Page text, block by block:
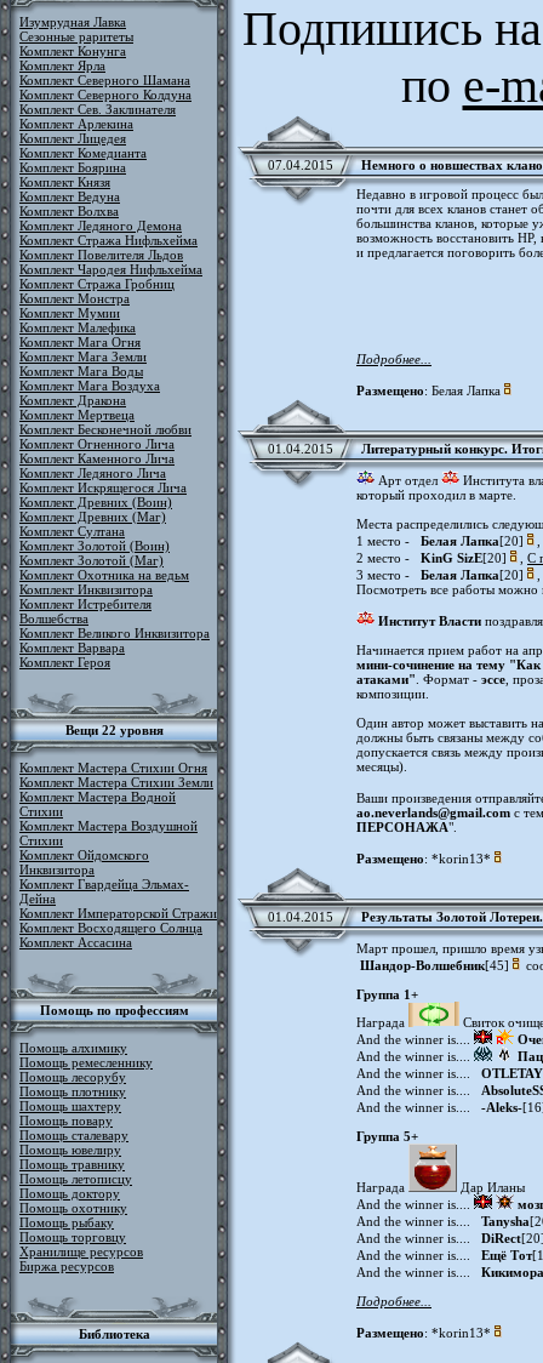
Изумрудная Лавка
Сезонные раритеты
Комплект Конунга
Комплект Ярла
Комплект Северного Шамана
Комплект Северного Колдуна
Комплект Сев. Заклинателя
Комплект Арлекина
Комплект Лицедея
Комплект Комедианта
Комплект Боярина
Комплект Князя
Комплект Ведуна
Комплект Волхва
Комплект Ледяного Демона
Комплект Стража Нифльхейма
Комплект Повелителя Льдов
Комплект Чародея Нифльхейма
Комплект Стража Гробниц
Комплект Монстра
Комплект Мумии
Комплект Малефика
Комплект Мага Огня
Комплект Мага Земли
Комплект Мага Воды
Комплект Мага Воздуха
Комплект Дракона
Комплект Мертвеца
Комплект Бесконечной любви
Комплект Огненного Лича
Комплект Каменного Лича
Комплект Ледяного Лича
Комплект Искрящегося Лича
Комплект Древних (Воин)
Комплект Древних (Маг)
Комплект Султана
Комплект Золотой (Воин)
Комплект Золотой (Маг)
Комплект Охотника на ведьм
Комплект Инквизитора
Комплект Истребителя
Волшебства
Комплект Великого Инквизитора
Комплект Варвара
Комплект Героя
Вещи 22 уровня
Комплект Мастера Стихии Огня
Комплект Мастера Стихии Земли
Комплект Мастера Водной
Стихии
Комплект Мастера Воздушной
Стихии
Комплект Ойдомского
Инквизитора
Комплект Гвардейца Эльмах-
Дейна
Комплект Императорской Стражи
Комплект Восходящего Солнца
Комплект Ассасина
Помощь по профессиям
Помощь алхимику
Помощь ремесленнику
Помощь лесорубу
Помощь плотнику
Помощь шахтеру
Помощь повару
Помощь сталевару
Помощь ювелиру
Помощь травнику
Помощь летописцу
Помощь доктору
Помощь охотнику
Помощь рыбаку
Помощь торговцу
Хранилище ресурсов
Биржа ресурсов
Библиотека
Подпишись
по e-
07.04.2015
Немного о новшествах
Недавно в игровой процесс
почти для всех кланов станет
большинства кланов, которые
возможность восстановить
и предлагается поговорить
Подробнее...
Размещено: Белая Лапка
01.04.2015 Литературный конкурс.
Арт отдел
Института
который проходил в марте.
Места распределились
1 место - Белая Лапка[20]
2 место - KinG SizE[20]
С
3 место - Белая Лапка[20]
Посмотреть все работы
Институт Власти
Начинается прием работ на
мини-сочинение на тему
атаками" . Формат - эссе ,
композиции.
Один автор может выставить
должны быть связаны между
допускается связь между
месяцы).
Ваши произведения
ao.neverlands@gmail.com с
ПЕРСОНАЖА".
Размещено: *korin13*
01.04.2015 Результаты Золотой
Март прошел, пришло время
Шандор-Волшебник[45]
Группа 1+
Награда
Свиток
And the winner is....
And the winner is....
And the winner is.... OTLETAY
And the winner is....
And the winner is.... -Aleks-
Группа 5+
Награда
Дар Иланы
And the winner is....
And the winner is.... Tanysha
And the winner is.... DiRect
And the winner is.... Ещё Тот
And the winner is.... Кикимора
Подробнее...
Размещено: *korin13*